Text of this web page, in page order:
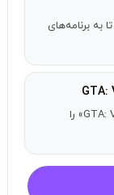
به برنامه‌های
اپ استار را باز کنید، «GTA: Vice City – Definitive» را